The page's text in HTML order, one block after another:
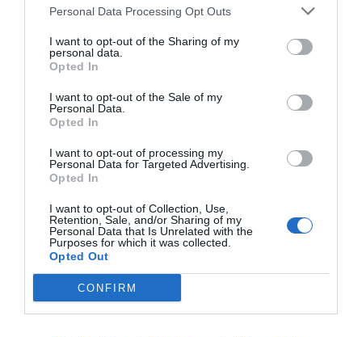
Personal Data Processing Opt Outs
I want to opt-out of the Sharing of my
personal data.
Opted In
I want to opt-out of the Sale of my
Personal Data.
Opted In
I want to opt-out of processing my
Personal Data for Targeted Advertising.
Opted In
I want to opt-out of Collection, Use,
Retention, Sale, and/or Sharing of my
Personal Data that Is Unrelated with the
Purposes for which it was collected.
Opted Out
CONFIRM
Θυμήσου με
Χρήσιμες σελίδες
E-SHOP
Επικοινωνία